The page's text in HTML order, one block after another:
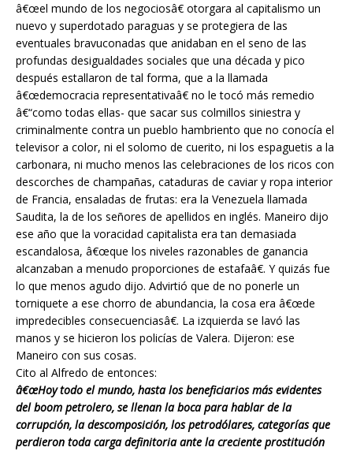
â€œel mundo de los negociosâ€ otorgara al capitalismo un
nuevo y superdotado paraguas y se protegiera de las
eventuales bravuconadas que anidaban en el seno de las
profundas desigualdades sociales que una década y pico
después estallaron de tal forma, que a la llamada
â€œdemocracia representativaâ€ no le tocó más remedio
â€“como todas ellas- que sacar sus colmillos siniestra y
criminalmente contra un pueblo hambriento que no conocía el
televisor a color, ni el solomo de cuerito, ni los espaguetis a la
carbonara, ni mucho menos las celebraciones de los ricos con
descorches de champañas, cataduras de caviar y ropa interior
de Francia, ensaladas de frutas: era la Venezuela llamada
Saudita, la de los señores de apellidos en inglés. Maneiro dijo
ese año que la voracidad capitalista era tan demasiada
escandalosa, â€œque los niveles razonables de ganancia
alcanzaban a menudo proporciones de estafaâ€. Y quizás fue
lo que menos agudo dijo. Advirtió que de no ponerle un
torniquete a ese chorro de abundancia, la cosa era â€œde
impredecibles consecuenciasâ€. La izquierda se lavó las
manos y se hicieron los policías de Valera. Dijeron: ese
Maneiro con sus cosas.
Cito al Alfredo de entonces:
â€œHoy todo el mundo, hasta los beneficiarios más evidentes
del boom petrolero, se llenan la boca para hablar de la
corrupción, la descomposición, los petrodólares, categorías que
perdieron toda carga definitoria ante la creciente prostitución